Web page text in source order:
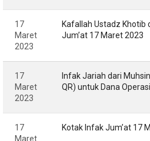
17
Maret
2023
Kafallah Ustadz Khotib
Jum’at 17 Maret 2023
17
Maret
2023
Infak Jariah dari
QR) untuk Dana
17
Maret
Kotak Infak Jum’at 17